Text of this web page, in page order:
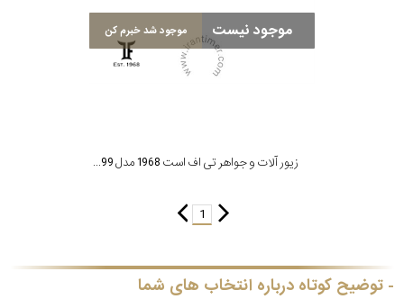
موجود نیست موجود شد خبرم کن
زیور آلات و جواهر تی اف است 1968 مدل CMO-PR99
1
توضیح کوتاه درباره انتخاب های شما